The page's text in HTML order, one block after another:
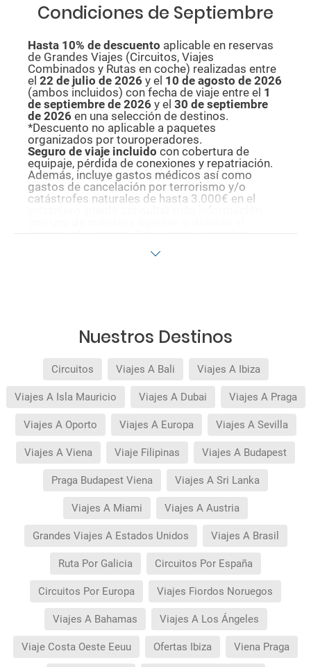
Condiciones de Septiembre
Hasta 10% de descuento aplicable en reservas
de Grandes Viajes (Circuitos, Viajes
Combinados y Rutas en coche) realizadas entre
el 22 de julio de 2026 y el 10 de agosto de 2026
(ambos incluidos) con fecha de viaje entre el 1
de septiembre de 2026 y el 30 de septiembre
de 2026 en una selección de destinos.
*Descuento no aplicable a paquetes
organizados por touroperadores.
Seguro de viaje incluido con cobertura de
equipaje, pérdida de conexiones y repatriación.
Además, incluye gastos médicos así como
gastos de cancelación por terrorismo y/o
catástrofes naturales de hasta 3.000€ en el
si quiere reforzar esta asistencia tiene que
Nuestros Destinos
Circuitos Viajes A Bali Viajes A Ibiza
Viajes A Isla Mauricio Viajes A Dubai Viajes A Praga
Viajes A Oporto Viajes A Europa Viajes A Sevilla
Viajes A Viena Viaje Filipinas Viajes A Budapest
Praga Budapest Viena Viajes A Sri Lanka
Viajes A Miami Viajes A Austria
Grandes Viajes A Estados Unidos Viajes A Brasil
Ruta Por Galicia Circuitos Por España
Circuitos Por Europa Viajes Fiordos Noruegos
Viajes A Bahamas Viajes A Los Ángeles
Viaje Costa Oeste Eeuu Ofertas Ibiza Viena Praga